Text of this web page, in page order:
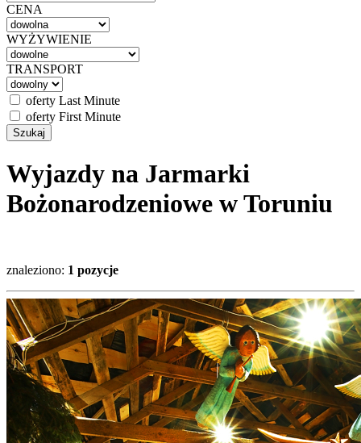
CENA
WYŻYWIENIE
TRANSPORT
oferty Last Minute
oferty First Minute
Wyjazdy na Jarmarki
Bożonarodzeniowe w Toruniu
znaleziono: 1 pozycje